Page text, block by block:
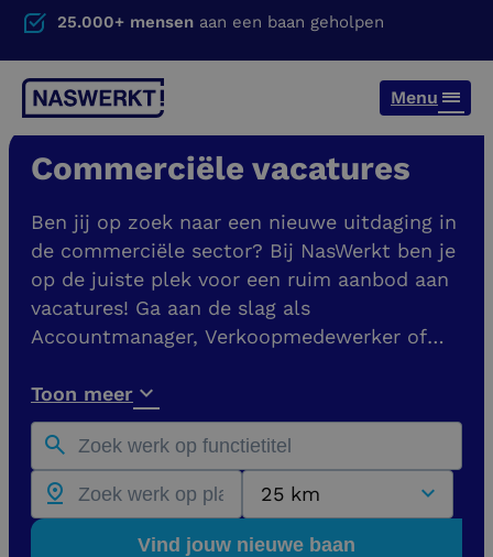
25.000+ mensen aan een baan geholpen
Menu
Commerciële vacatures
Ben jij op zoek naar een nieuwe uitdaging in
de commerciële sector? Bij NasWerkt ben je
op de juiste plek voor een ruim aanbod aan
vacatures! Ga aan de slag als
Accountmanager, Verkoopmedewerker of
vindt hier vacatures bij opdrachtgevers in
heel Nederland, zoals in Nijmegen, Utrecht,
Den Haag, Eindhoven en Den Bosch.
Toon meer
25 km
Vind jouw nieuwe baan